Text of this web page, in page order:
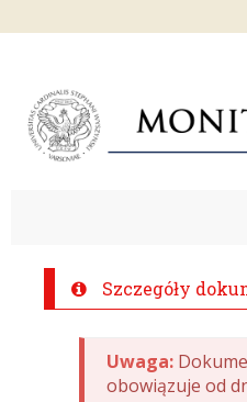
Szczegóły
Uwaga:
obowiązuje od